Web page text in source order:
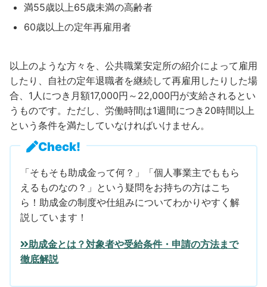
満55歳以上65歳未満の高齢者
60歳以上の定年再雇用者
以上のような方々を、公共職業安定所の紹介によって雇用
したり、自社の定年退職者を継続して再雇用したりした場
合、1人につき月額17,000円～22,000円が支給されるとい
うものです。ただし、労働時間は1週間につき20時間以上
という条件を満たしていなければいけません。
Check!
「そもそも助成金って何？」「個人事業主でももら
えるものなの？」という疑問をお持ちの方はこち
ら！助成金の制度や仕組みについてわかりやすく解
説しています！
助成金とは？対象者や受給条件・申請の方法まで
徹底解説